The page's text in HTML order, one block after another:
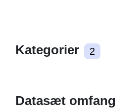
Kategorier 2
Datasæt omfang